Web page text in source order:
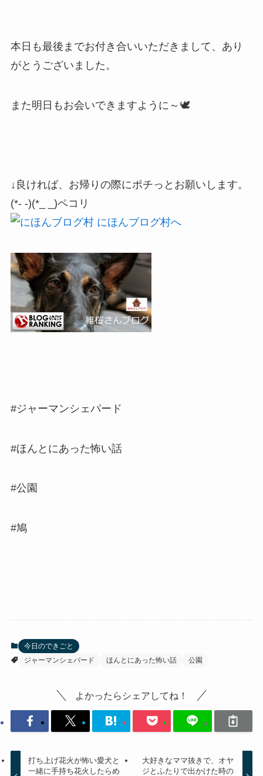
本日も最後までお付き合いいただきまして、あり
がとうございました。
また明日もお会いできますように～🕊
↓良ければ、お帰りの際にポチっとお願いします。
(*- -)(*_ _)ペコリ
#ジャーマンシェパード
#ほんとにあった怖い話
#公園
#鳩
今日のできごと
ジャーマンシェパード
ほんとにあった怖い話 公園
よかったらシェアしてね！
打ち上げ花火が怖い愛犬と
一緒に手持ち花火したらめ
大好きなママ抜きで、オヤ
ジとふたりで出かけた時の